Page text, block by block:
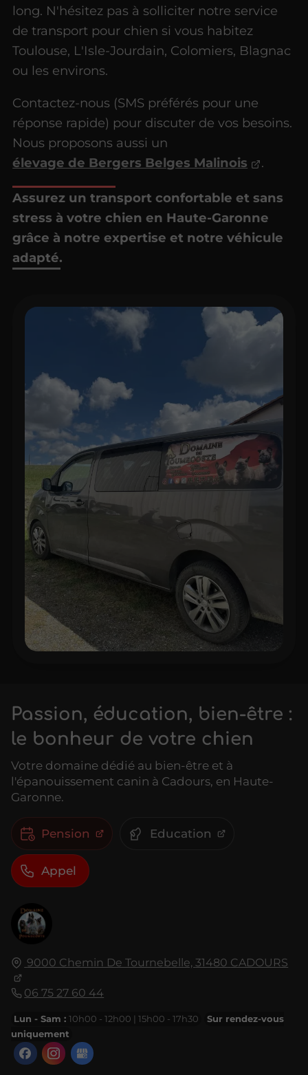
long. N'hésitez pas à solliciter notre service
de transport pour chien si vous habitez
Toulouse, L'Isle-Jourdain, Colomiers, Blagnac
ou les environs.
Contactez-nous (SMS préférés pour une
réponse rapide) pour discuter de vos besoins.
Nous proposons aussi un
élevage de Bergers Belges Malinois
.
Assurez un transport confortable et sans
stress à votre chien en Haute-Garonne
grâce à notre expertise et notre véhicule
adapté.
9000 Chemin De Tournebelle,31480 CADOURS
06 75 27 60 44
Lun - Sam :10h00 - 12h00 | 15h00 - 17h30
Sur rendez-vous
uniquement
Passion, éducation, bien-être :
le bonheur de votre chien
Votre domaine dédié au bien-être et à
l'épanouissement canin à Cadours, en Haute-
Garonne.
Pension Education
Appel